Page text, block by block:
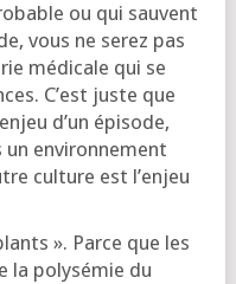
ou qui sauvent
vous ne serez pas
médi­cale qui se
C’est juste que
d’un épi­sode,
un envi­ron­ne­ment
culture est l’en­jeu
». Parce que les
la poly­sé­mie du